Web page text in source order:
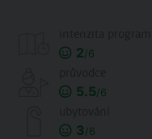
2/6
5.5/6
3/6